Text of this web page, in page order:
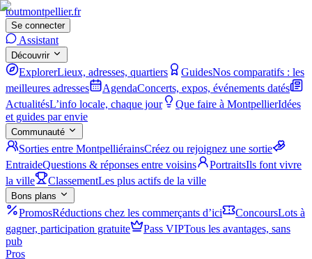
toutmontpellier.fr
Se connecter
Assistant
Découvrir
ExplorerLieux, adresses, quartiers GuidesNos comparatifs : les
meilleures adresses
AgendaConcerts, expos, événements datés
ActualitésL’info locale, chaque jour Que faire à MontpellierIdées
et guides par envie
Communauté
Sorties entre MontpelliérainsCréez ou rejoignez une sortie
EntraideQuestions & réponses entre voisins PortraitsIls font vivre
la ville
ClassementLes plus actifs de la ville
Bons plans
PromosRéductions chez les commerçants d’ici ConcoursLots à
gagner, participation gratuite
Pass VIPTous les avantages, sans
pub
Pros